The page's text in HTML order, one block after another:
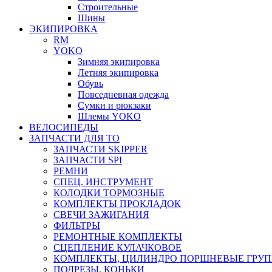
Строительные
Шины
ЭКИПИРОВКА
RM
YOKO
Зимняя экипировка
Летняя экипировка
Обувь
Повседневная одежда
Сумки и рюкзаки
Шлемы YOKO
ВЕЛОСИПЕДЫ
ЗАПЧАСТИ ДЛЯ ТО
ЗАПЧАСТИ SKIPPER
ЗАПЧАСТИ SPI
РЕМНИ
СПЕЦ. ИНСТРУМЕНТ
КОЛОДКИ ТОРМОЗНЫЕ
КОМПЛЕКТЫ ПРОКЛАДОК
СВЕЧИ ЗАЖИГАНИЯ
ФИЛЬТРЫ
РЕМОНТНЫЕ КОМПЛЕКТЫ
СЦЕПЛЕНИЕ КУЛАЧКОВОЕ
КОМПЛЕКТЫ, ЦИЛИНДРО ПОРШНЕВЫЕ
ПОДРЕЗЫ, КОНЬКИ